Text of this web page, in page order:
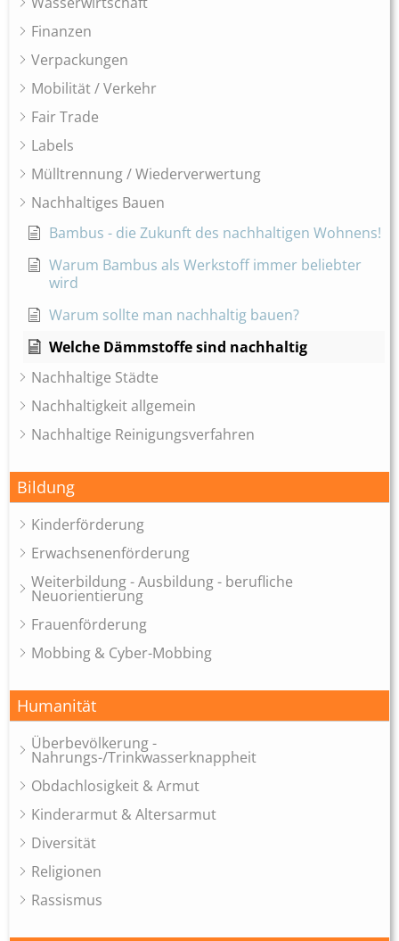
Finanzen
Verpackungen
Mobilität / Verkehr
Fair Trade
Labels
Mülltrennung / Wiederverwertung
Nachhaltiges Bauen
Bambus - die Zukunft des nachhaltigen Wohnens!
Warum Bambus als Werkstoff immer beliebter
wird
Warum sollte man nachhaltig bauen?
Welche Dämmstoffe sind nachhaltig
Nachhaltige Städte
Nachhaltigkeit allgemein
Nachhaltige Reinigungsverfahren
Bildung
Kinderförderung
Erwachsenenförderung
Weiterbildung - Ausbildung - berufliche
Neuorientierung
Frauenförderung
Mobbing & Cyber-Mobbing
Humanität
Überbevölkerung -
Nahrungs-/Trinkwasserknappheit
Obdachlosigkeit & Armut
Kinderarmut & Altersarmut
Diversität
Religionen
Rassismus